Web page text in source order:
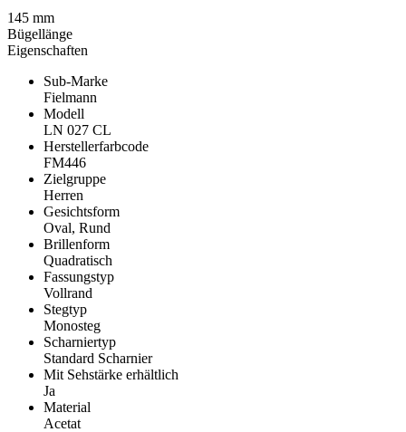
Eigenschaften
Sub-Marke
Fielmann
Modell
LN 027 CL
Herstellerfarbcode
FM446
Zielgruppe
Herren
Gesichtsform
Oval, Rund
Brillenform
Quadratisch
Fassungstyp
Vollrand
Stegtyp
Monosteg
Scharniertyp
Standard Scharnier
Mit Sehstärke erhältlich
Ja
Material
Acetat
145 mm
Bügellänge